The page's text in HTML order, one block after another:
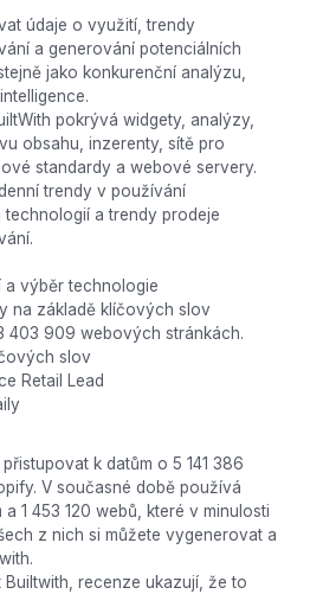
údaje o využití, trendy
a generování potenciálních
jako konkurenční analýzu,
pokrývá widgety, analýzy,
obsahu, inzerenty, sítě pro
standardy a webové servery.
trendy v používání
a trendy prodeje
a výběr technologie
na základě klíčových slov
403 909 webových stránkách.
slov
Retail Lead
k datům o 5 141 386
V současné době používá
1 453 120 webů, které v minulosti
z nich si můžete vygenerovat a
recenze ukazují, že to